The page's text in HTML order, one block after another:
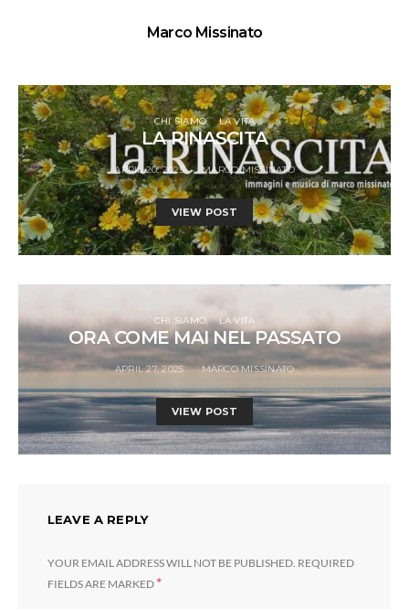
Marco Missinato
CHI SIAMO LA VITA
LA RINASCITA
APRIL 20, 2025 MARCO MISSINATO
VIEW POST
CHI SIAMO LA VITA
ORA COME MAI NEL PASSATO
APRIL 27, 2025 MARCO MISSINATO
VIEW POST
LEAVE A REPLY
YOUR EMAIL ADDRESS WILL NOT BE PUBLISHED. REQUIRED
FIELDS ARE MARKED *